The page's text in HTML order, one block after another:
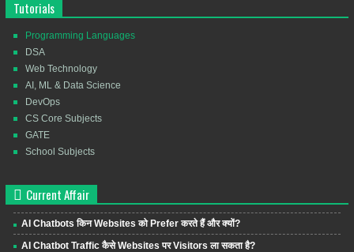
Tutorials
Programming Languages
DSA
Web Technology
AI, ML & Data Science
DevOps
CS Core Subjects
GATE
School Subjects
Current Affair
AI Chatbots किन Websites को Prefer करते हैं और क्यों?
AI Chatbot Traffic कैसे Websites पर Visitors ला सकता है?